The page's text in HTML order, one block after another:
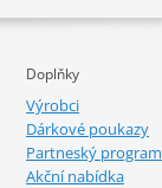
Doplňky
Výrobci
Dárkové poukazy
Partneský program
Akční nabídka